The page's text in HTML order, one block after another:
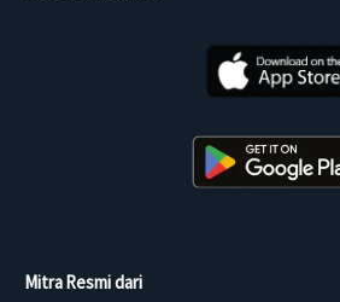
Mitra Resmi dari